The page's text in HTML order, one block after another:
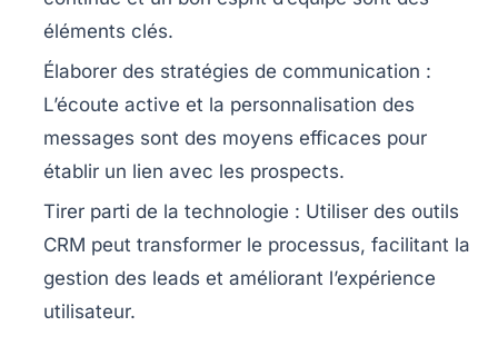
éléments clés.
Élaborer des stratégies de communication :
L’écoute active et la personnalisation des
messages sont des moyens efficaces pour
établir un lien avec les prospects.
Tirer parti de la technologie : Utiliser des outils
CRM peut transformer le processus, facilitant la
gestion des leads et améliorant l’expérience
utilisateur.